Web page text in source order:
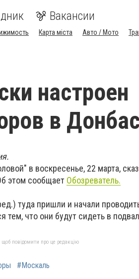
Вакансии
Карта міста Авто / Мото
настроен
в
в воскресенье, 22 марта,
этом сообщает Обозреватель.
туда пришли и начали
тем, что они будут сидеть в
повідомити про це редакцію
#Москаль